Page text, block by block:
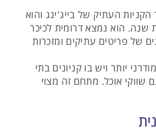
העתיק של בייג'ינג והוא
הוא נמצא דרומית לכיכר
של פריטים עתיקים ומזכרות
יותר ויש בו קניונים בתי
שווקי אוכל. מתחם זה מצוי